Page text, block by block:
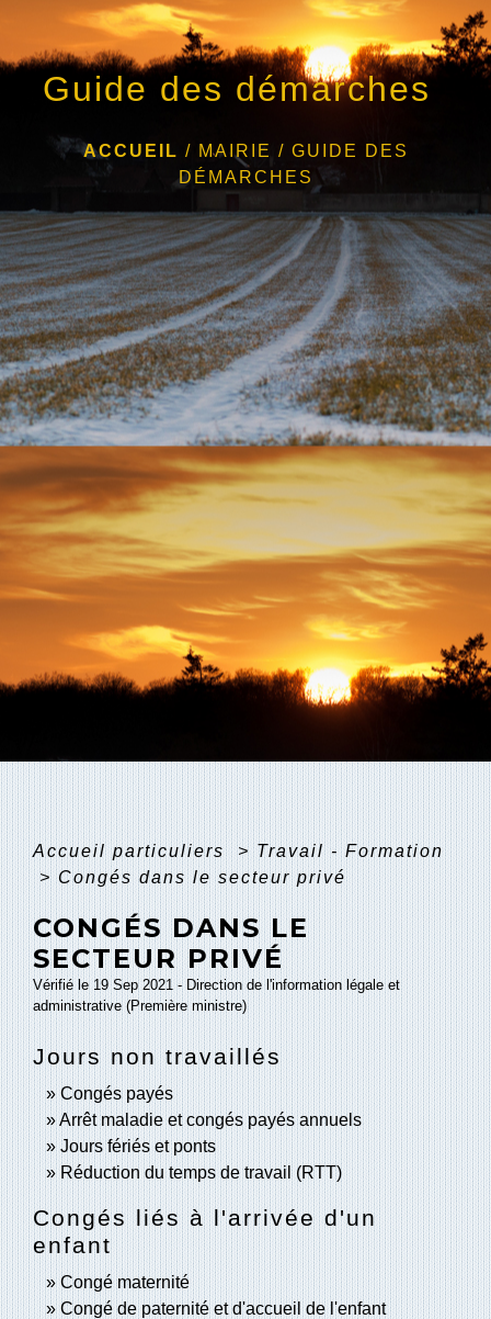
Guide des démarches
ACCUEIL / MAIRIE / GUIDE DES
DÉMARCHES
Accueil particuliers > Travail - Formation
> Congés dans le secteur privé
CONGÉS DANS LE
SECTEUR PRIVÉ
Vérifié le 19 Sep 2021 - Direction de l'information légale et
administrative (Première ministre)
Jours non travaillés
Congés payés
Arrêt maladie et congés payés annuels
Jours fériés et ponts
Réduction du temps de travail (RTT)
Congés liés à l'arrivée d'un
enfant
Congé maternité
Congé de paternité et d'accueil de l'enfant